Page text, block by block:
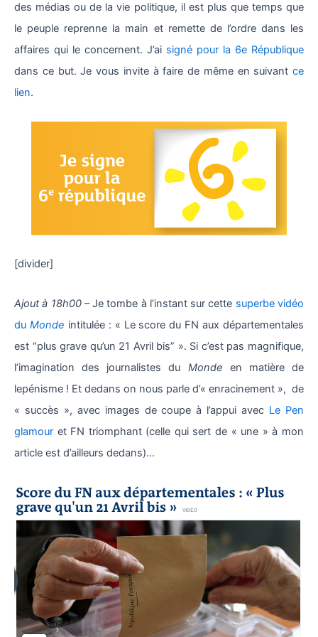
des médias ou de la vie politique, il est plus que temps que
le peuple reprenne la main et remette de l’ordre dans les
affaires qui le concernent. J’ai signé pour la 6e République
dans ce but. Je vous invite à faire de même en suivant ce
lien.
[divider]
Ajout à 18h00– Je tombe à l’instant sur cette superbe vidéo
du Monde intitulée : « Le score du FN aux départementales
est “plus grave qu’un 21 Avril bis” ». Si c’est pas magnifique,
l’imagination des journalistes du Monde en matière de
lepénisme ! Et dedans on nous parle d’« enracinement », de
« succès », avec images de coupe à l’appui avec Le Pen
glamour et FN triomphant (celle qui sert de « une » à mon
article est d’ailleurs dedans)…